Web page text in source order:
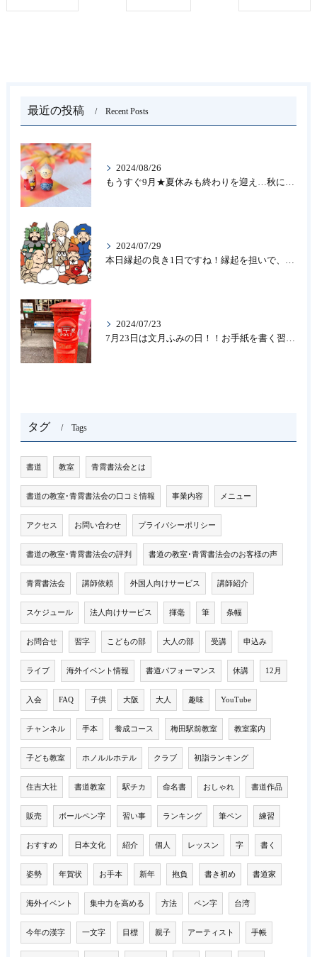
最近の投稿 Recent Posts
2024/08/26
もうすぐ9月★夏休みも終わりを迎え…秋になったら新しいことを始めよう♪大人の趣味に書道なら青霄書法会へ！
2024/07/29
本日縁起の良き1日ですね！縁起を担いで、新しいことをはじめる♪大人の趣味に書道なら「青霄書法会」
2024/07/23
7月23日は文月ふみの日！！お手紙を書く習慣を…★書道のお稽古なら大阪の書道教室「青霄書法会」
タグ Tags
書道 教室 青霄書法会とは
書道の教室･青霄書法会の口コミ情報 事業内容 メニュー
アクセス お問い合わせ プライバシーポリシー
書道の教室･青霄書法会の評判 書道の教室･青霄書法会のお客様の声
青霄書法会 講師依頼 外国人向けサービス 講師紹介
スケジュール 法人向けサービス 揮毫 筆 条幅
お問合せ 習字 こどもの部 大人の部 受講 申込み
ライブ 海外イベント情報 書道パフォーマンス 休講 12月
入会 FAQ 子供 大阪 大人 趣味 YouTube
チャンネル 手本 養成コース 梅田駅前教室 教室案内
子ども教室 ホノルルホテル クラブ 初詣ランキング
住吉大社 書道教室 駅チカ 命名書 おしゃれ 書道作品
販売 ボールペン字 習い事 ランキング 筆ペン 練習
おすすめ 日本文化 紹介 個人 レッスン 字 書く
姿勢 年賀状 お手本 新年 抱負 書き初め 書道家
海外イベント 集中力を高める 方法 ペン字 台湾
今年の漢字 一文字 目標 親子 アーティスト 手帳